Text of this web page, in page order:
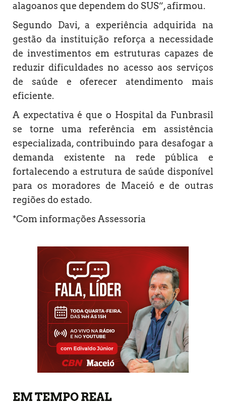
alagoanos que dependem do SUS”, afirmou.
Segundo Davi, a experiência adquirida na
gestão da instituição reforça a necessidade
de investimentos em estruturas capazes de
reduzir dificuldades no acesso aos serviços
de saúde e oferecer atendimento mais
eficiente.
A expectativa é que o Hospital da Funbrasil
se torne uma referência em assistência
especializada, contribuindo para desafogar a
demanda existente na rede pública e
fortalecendo a estrutura de saúde disponível
para os moradores de Maceió e de outras
regiões do estado.
*Com informações Assessoria
EM TEMPO REAL